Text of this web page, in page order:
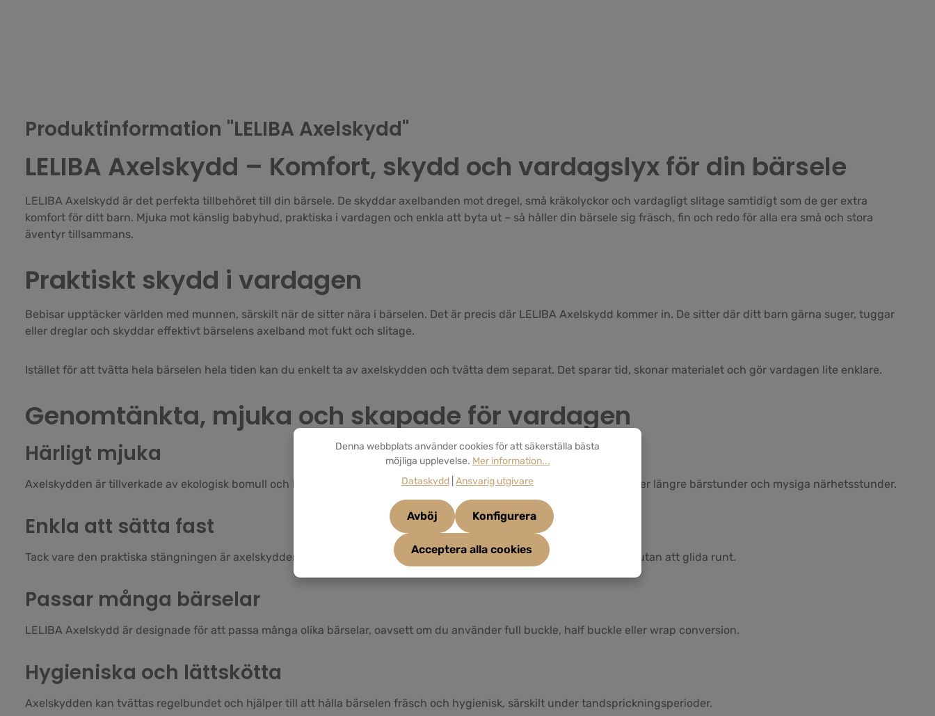
Produktinformation "LELIBA Axelskydd"
LELIBA Axelskydd – Komfort, skydd och vardagslyx för din bärsele
LELIBA Axelskydd är det perfekta tillbehöret till din bärsele. De skyddar axelbanden mot dregel, små kräkolyckor och vardagligt slitage samtidigt som de ger extra
komfort för ditt barn. Mjuka mot känslig babyhud, praktiska i vardagen och enkla att byta ut – så håller din bärsele sig fräsch, fin och redo för alla era små och stora
äventyr tillsammans.
Praktiskt skydd i vardagen
Bebisar upptäcker världen med munnen, särskilt när de sitter nära i bärselen. Det är precis där LELIBA Axelskydd kommer in. De sitter där ditt barn gärna suger, tuggar
eller dreglar och skyddar effektivt bärselens axelband mot fukt och slitage.
Istället för att tvätta hela bärselen hela tiden kan du enkelt ta av axelskydden och tvätta dem separat. Det sparar tid, skonar materialet och gör vardagen lite enklare.
Genomtänkta, mjuka och skapade för vardagen
Härligt mjuka
Axelskydden är tillverkade av ekologisk bomull och känns extra mjuka mot känslig babyhud. De är behagliga även under längre bärstunder och mysiga närhetsstunder.
Enkla att sätta fast
Tack vare den praktiska stängningen är axelskydden snabba och enkla att sätta på och ta av. De sitter säkert på plats utan att glida runt.
Passar många bärselar
LELIBA Axelskydd är designade för att passa många olika bärselar, oavsett om du använder full buckle, half buckle eller wrap conversion.
Hygieniska och lättskötta
Axelskydden kan tvättas regelbundet och hjälper till att hålla bärselen fräsch och hygienisk, särskilt under tandsprickningsperioder.
Denna webbplats använder cookies för att säkerställa bästa
möjliga upplevelse. Mer information...
Dataskydd Ansvarig utgivare
Avböj Konfigurera
Acceptera alla cookies